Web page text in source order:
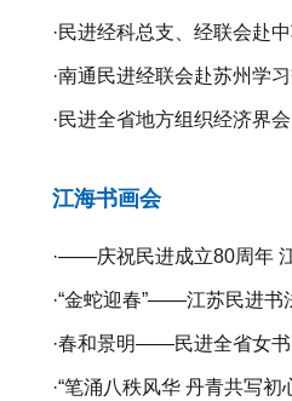
周年”系列活动
谊会开展学习交流活动
·民进经科总支、经联会赴
道高等职业技术学校开展专
·南通民进经联会赴苏州学
·民进全省地方组织经济界
江海书画会
·——庆祝民进成立80周年
品展暨宿迁镇江扬州三市民
展开幕
·“金蛇迎春”——江苏民进书
展挥春活动
·春和景明——民进全省女书
在宁开幕
·“笔涌八秩风华 丹青共写